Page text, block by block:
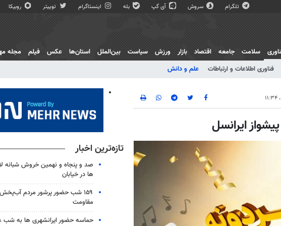
تلگرام سروش آی گپ بله اینستاگرام توییتر روبیکا
فناوری اطلاعات و ارتباطات علم و دانش
سلامت جامعه اقتصاد بازار ورزش سیاست بین‌الملل استان‌ها عکس فیلم مجله
ایرانسل
تازه‌ترین اخبار
صد و پنجاه و نهمین خروش شبانه
ها در خیابان
۱۵۹ شب حضور پرشور مردم آب‌پخش
مقاومت
حماسه حضور ایرانشهری ها به شب ۱۵۸ رسید